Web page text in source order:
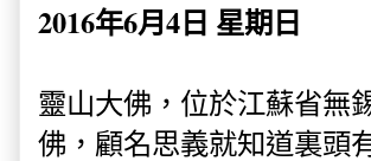
2016年6月4日 星期日
靈山大佛，位於江蘇省無
佛，顧名思義就知道裏頭